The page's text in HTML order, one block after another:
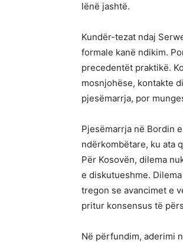
lënë jashtë.
Kundër-tezat ndaj
formale kanë ndikim.
precedentët praktikë.
mosnjohëse, kontakte
pjesëmarrja, por
Pjesëmarrja në Bordin
ndërkombëtare, ku ata
Për Kosovën, dilema
e diskutueshme.
tregon se avancimet e
pritur konsensus të
Në përfundim, aderimi